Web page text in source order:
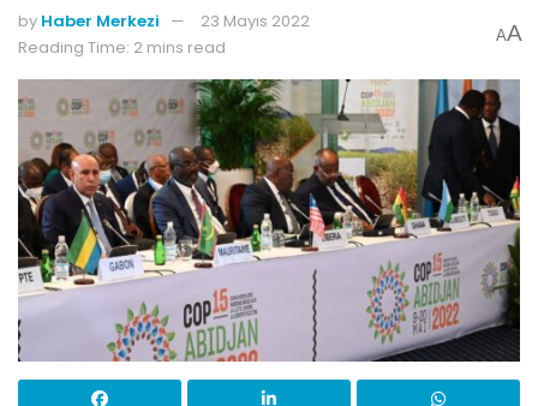
by Haber Merkezi
23 Mayıs 2022
Reading Time: 2 mins read
AA